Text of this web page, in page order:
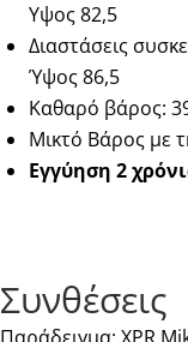
Υψος 82,5
Διαστάσεις
Ύψος 86,5
Καθαρό βάρος:
Μικτό Βάρος με
Εγγύηση 2
Συνθέσεις